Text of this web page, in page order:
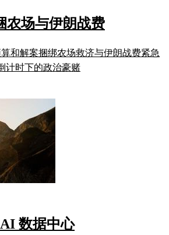
农场与伊朗战费
和解案捆绑农场救济与伊朗战费紧急
计时下的政治豪赌
数据中心